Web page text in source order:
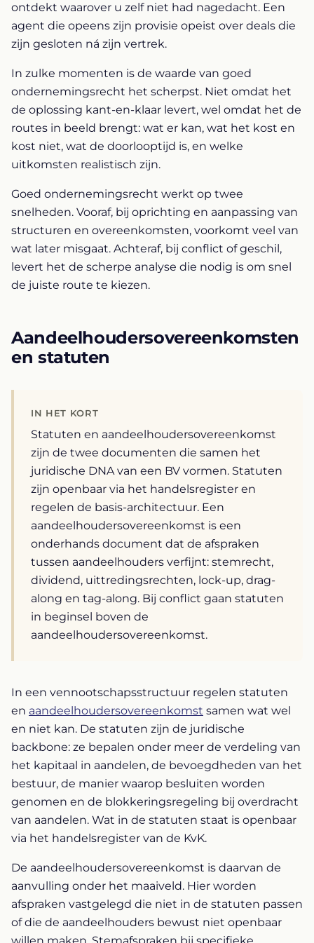
ontdekt waarover u zelf niet had nagedacht. Een
agent die opeens zijn provisie opeist over deals die
zijn gesloten ná zijn vertrek.
In zulke momenten is de waarde van goed
ondernemingsrecht het scherpst. Niet omdat het
de oplossing kant-en-klaar levert, wel omdat het de
routes in beeld brengt: wat er kan, wat het kost en
kost niet, wat de doorlooptijd is, en welke
uitkomsten realistisch zijn.
Goed ondernemingsrecht werkt op twee
snelheden. Vooraf, bij oprichting en aanpassing van
structuren en overeenkomsten, voorkomt veel van
wat later misgaat. Achteraf, bij conflict of geschil,
levert het de scherpe analyse die nodig is om snel
de juiste route te kiezen.
Aandeelhoudersovereenkomsten
en statuten
IN HET KORT
Statuten en aandeelhoudersovereenkomst
zijn de twee documenten die samen het
juridische DNA van een BV vormen. Statuten
zijn openbaar via het handelsregister en
regelen de basis-architectuur. Een
aandeelhoudersovereenkomst is een
onderhands document dat de afspraken
tussen aandeelhouders verfijnt: stemrecht,
dividend, uittredingsrechten, lock-up, drag-
along en tag-along. Bij conflict gaan statuten
in beginsel boven de
aandeelhoudersovereenkomst.
In een vennootschapsstructuur regelen statuten
en aandeelhoudersovereenkomst samen wat wel
en niet kan. De statuten zijn de juridische
backbone: ze bepalen onder meer de verdeling van
het kapitaal in aandelen, de bevoegdheden van het
bestuur, de manier waarop besluiten worden
genomen en de blokkeringsregeling bij overdracht
van aandelen. Wat in de statuten staat is openbaar
via het handelsregister van de KvK.
De aandeelhoudersovereenkomst is daarvan de
aanvulling onder het maaiveld. Hier worden
afspraken vastgelegd die niet in de statuten passen
of die de aandeelhouders bewust niet openbaar